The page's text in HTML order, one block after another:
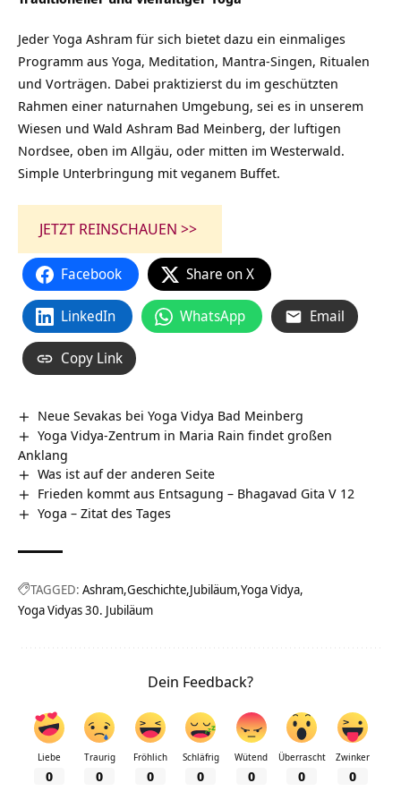
Jeder Yoga Ashram für sich bietet dazu ein einmaliges
Programm aus Yoga, Meditation, Mantra-Singen, Ritualen
und Vorträgen. Dabei praktizierst du im geschützten
Rahmen einer naturnahen Umgebung, sei es in unserem
Wiesen und Wald Ashram Bad Meinberg, der luftigen
Nordsee, oben im Allgäu, oder mitten im Westerwald.
Simple Unterbringung mit veganem Buffet.
JETZT REINSCHAUEN >>
Facebook Share on X
LinkedIn WhatsApp Email
Copy Link
Neue Sevakas bei Yoga Vidya Bad Meinberg
Yoga Vidya-Zentrum in Maria Rain findet großen
Anklang
Was ist auf der anderen Seite
Frieden kommt aus Entsagung – Bhagavad Gita V 12
Yoga – Zitat des Tages
TAGGED: Ashram Geschichte Jubiläum Yoga Vidya
Yoga Vidyas 30. Jubiläum
Dein Feedback?
Liebe
0
Traurig
0
Fröhlich
0
Schläfrig
0
Wütend
0
Überrascht
0
Zwinker
0